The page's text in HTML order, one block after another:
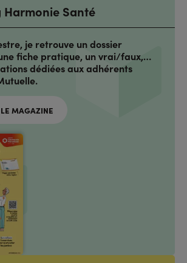
Harmonie Santé
je retrouve un dossier
fiche pratique, un vrai/faux,…
dédiées aux adhérents
MAGAZINE